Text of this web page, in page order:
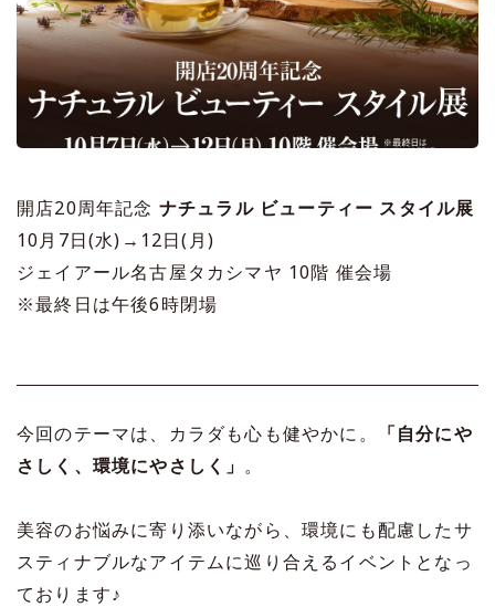
開店20周年記念 ナチュラル ビューティー スタイル展
10月7日(水)→12日(月)
ジェイアール名古屋タカシマヤ 10階 催会場
※最終日は午後6時閉場
今回のテーマは、カラダも心も健やかに。
「自分にや
さしく、環境にやさしく」 。
美容のお悩みに寄り添いながら、環境にも配慮したサ
スティナブルなアイテムに巡り合えるイベントとなっ
ております♪